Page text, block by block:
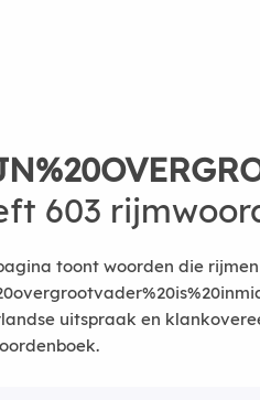
603
toont woorden die
uitspraak en